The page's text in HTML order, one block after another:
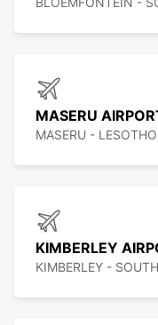
MASERU
MASERU - LESOTHO
KIMBERLEY
KIMBERLEY -